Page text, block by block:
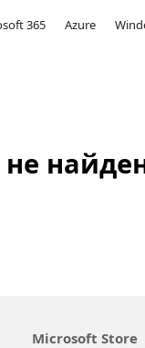
365 Azure
не
Microsoft Store